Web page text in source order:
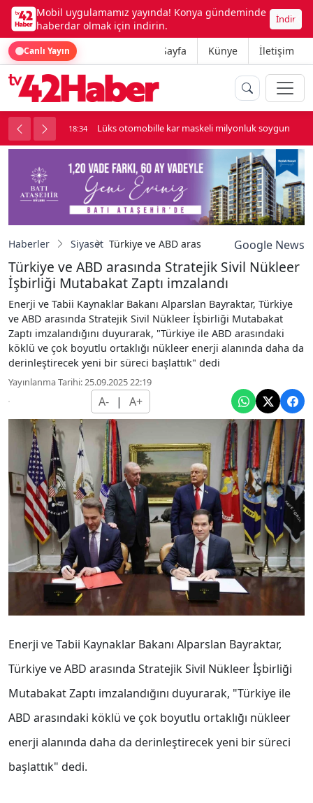
Mobil uygulamamız yayında! Konya gündeminde
haberdar olmak için indirin.
İndir
Canlı Yayın Ana Sayfa Künye İletişim
kavga çıktı 18:34 Lüks otomobille kar maskeli milyonluk soygun
Haberler Siyaset Türkiye ve ABD arasında Stratejik Sivil
Google News
Türkiye ve ABD arasında Stratejik Sivil Nükleer
İşbirliği Mutabakat Zaptı imzalandı
Enerji ve Tabii Kaynaklar Bakanı Alparslan Bayraktar, Türkiye
ve ABD arasında Stratejik Sivil Nükleer İşbirliği Mutabakat
Zaptı imzalandığını duyurarak, "Türkiye ile ABD arasındaki
köklü ve çok boyutlu ortaklığı nükleer enerji alanında daha da
derinleştirecek yeni bir süreci başlattık" dedi
Yayınlanma Tarihi: 25.09.2025 22:19
A- | A+
Enerji ve Tabii Kaynaklar Bakanı Alparslan Bayraktar,
Türkiye ve ABD arasında Stratejik Sivil Nükleer İşbirliği
Mutabakat Zaptı imzalandığını duyurarak, "Türkiye ile
ABD arasındaki köklü ve çok boyutlu ortaklığı nükleer
enerji alanında daha da derinleştirecek yeni bir süreci
başlattık" dedi.